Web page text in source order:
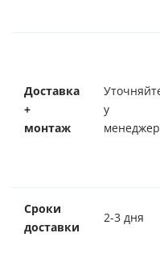
Доставка
+
монтаж
у
Сроки
доставки
2-3 дня